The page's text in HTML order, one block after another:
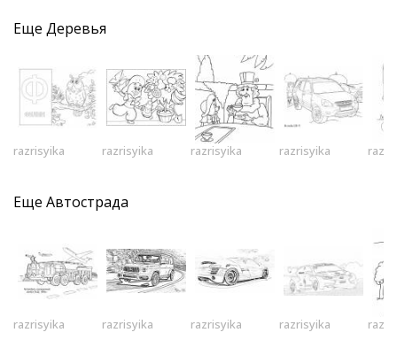
Еще Деревья
razrisyika razrisyika razrisyika razrisyika
Еще Автострада
razrisyika razrisyika razrisyika razrisyika